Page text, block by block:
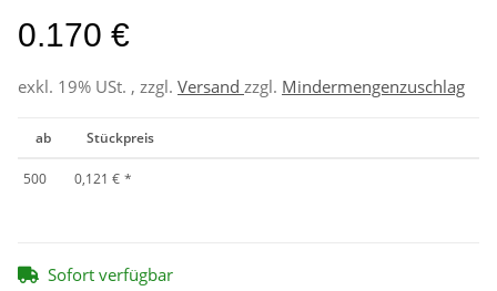
0.170 €
exkl. 19% USt. , zzgl. Versand zzgl. Mindermengenzuschlag
ab Stückpreis
500 0,121 € *
Sofort verfügbar